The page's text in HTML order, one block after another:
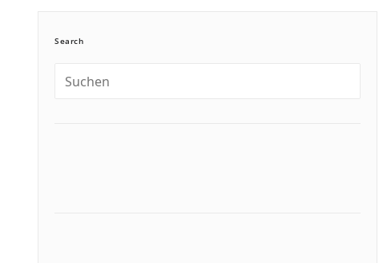
Search